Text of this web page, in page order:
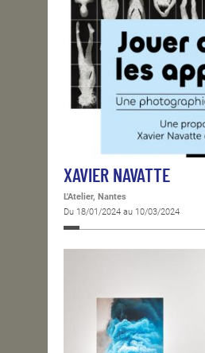
XAVIER NAVATTE
L'Atelier, Nantes
Du 18/01/2024 au 10/03/2024